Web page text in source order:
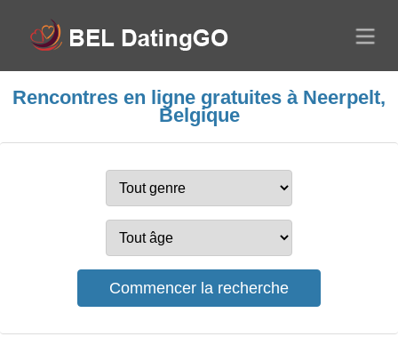
Rencontres en ligne gratuites à Neerpelt,
Belgique